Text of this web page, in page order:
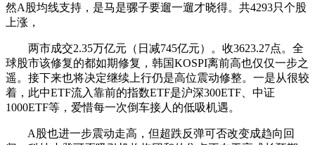
然A股均线支持，是马是骡子要遛一遛才晓得。共4293只个股
上涨，
两市成交2.35万亿元（日减745亿元）。收3623.27点。全
球股市该修复的都如期修复，韩国KOSPI离前高也仅仅一步之
遥。接下来也将决定继续上行仍是高位震动修整。一是从很较
着，此中ETF流入靠前的指数ETF是沪深300ETF、中证
1000ETF等，爱惜每一次倒车接人的低吸机遇。
A股也进一步震动走高，但超跌反弹可否改变成趋向回